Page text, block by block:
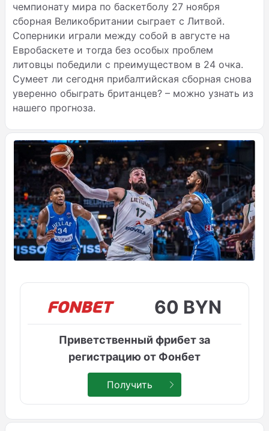
чемпионату мира по баскетболу 27 ноября
сборная Великобритании сыграет с Литвой.
Соперники играли между собой в августе на
Евробаскете и тогда без особых проблем
литовцы победили с преимуществом в 24 очка.
Сумеет ли сегодня прибалтийская сборная снова
уверенно обыграть британцев? – можно узнать из
нашего прогноза.
60 BYN
Приветственный фрибет за
регистрацию от Фонбет
Получить